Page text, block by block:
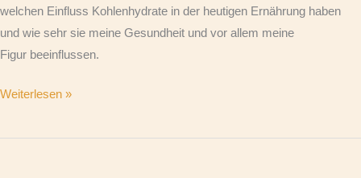
welchen Einfluss Kohlenhydrate in der heutigen Ernährung haben
und wie sehr sie meine Gesundheit und vor allem meine
Figur beeinflussen.
Weiterlesen »